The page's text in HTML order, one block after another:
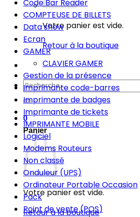
Votre panier est vide.
Retour à la boutique
Recherche
pour :
0
Panier
Votre panier est vide.
Retour à la boutique
Code Bar Reader
COMPTEUSE DE BILLETS
Data show
Ecran
GAMER
CLAVIER GAMER
Gestion de la présence
Imprimante code-barres
Imprimante de badges
Imprimante de tickets
IMPRIMANTE MOBILE
Logiciel
Modems Routeurs
Non classé
Onduleur (UPS)
Ordinateur Portable Occasion
Pack
Point de vente (POS)